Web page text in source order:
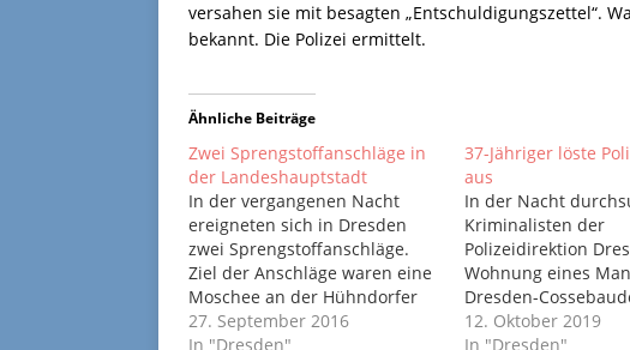
versahen sie mit besagten „Entschuldigungszettel“.
bekannt. Die Polizei ermittelt.
Ähnliche Beiträge
Zwei Sprengstoffanschläge in
der Landeshauptstadt
In der vergangenen Nacht
ereigneten sich in Dresden
zwei Sprengstoffanschläge.
Ziel der Anschläge waren eine
Moschee an der Hühndorfer
Straße sowie das
Internationale Congress Center
27. September 2016
In "Dresden"
37-Jähriger löste
aus
In der Nacht
Kriminalisten der
Polizeidirektion
Wohnung eines
Dresden-
Hintergrund des
waren Bilder des 37-
12. Oktober 2019
In "Dresden"